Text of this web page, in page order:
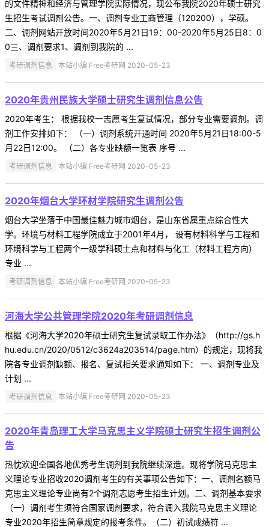
的文件精神和经济与管理学院实际情况，现公布我院2020年硕士研究
生招生考试调剂公告。一、调剂专业工商管理（120200），学硕。
二、调剂网站开放时间2020年5月21日19：00-2020年5月25日8：0
0三、调剂要求1、调剂到我院的 ...
考研调剂信息 本站小编 Free考研网 2020-05-23
2020年贵州民族大学硕士研究生调剂信息公告
2020年考生： 根据我校一志愿考生复试情况，部分专业需要调剂。调
剂工作安排如下： （一）调剂系统开通时间 2020年5月21日18:00-5
月22日12:00。 （二）各专业缺额一览表 序号 ...
考研调剂信息 本站小编 Free考研网 2020-05-23
2020年烟台大学环材学院研究生调剂公告
烟台大学坐落于中国最佳魅力城市烟台，是山东省属重点综合性大
学。环境与材料工程学院成立于2001年4月， 设有材料科学与工程和
环境科学与工程两个一级学科硕士点和材料与化工（材料工程方向）
专业 ...
考研调剂信息 本站小编 Free考研网 2020-05-23
河海大学公共管理学院2020年考研调剂信息
根据《河海大学2020年硕士研究生复试录取工作办法》（http://gs.h
hu.edu.cn/2020/0512/c3624a203514/page.htm）的规定，现将我
院各专业调剂缺额、报名、复试相关要求通知如下： 一、调剂专业及
计划 ...
考研调剂信息 本站小编 Free考研网 2020-05-23
2020年青岛理工大学马克思主义学院硕士研究生招生调剂公
告
热忱欢迎全国各地优秀考生调剂到我院继续深造。现将学院马克思主
义理论专业招收2020调剂考生的有关事项公告如下：一、调剂名额马
克思主义理论专业尚有2个调剂志愿考生招生计划。二、调剂基本要求
（一）调剂考生须符合国家调剂要求，符合调入我院马克思主义理论
专业2020年招生简章规定的报考条件。（二）初试成绩符 ...